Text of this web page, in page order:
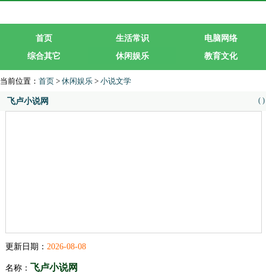
首页 生活常识
电脑网络
综合其它
休闲娱乐
教育文化
当前位置： 首页 > 休闲娱乐 > 小说文学
飞卢小说网 ( )
更新日期： 2026-08-08
名称： 飞卢小说网